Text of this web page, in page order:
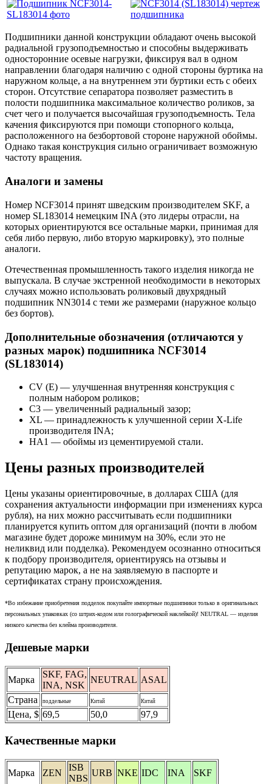
Подшипники данной конструкции обладают очень высокой
радиальной грузоподъемностью и способны выдерживать
односторонние осевые нагрузки, фиксируя вал в одном
направлении благодаря наличию с одной стороны буртика на
наружном кольце, а на внутреннем эти буртики есть с обеих
сторон. Отсутствие сепаратора позволяет разместить в
полости подшипника максимальное количество роликов, за
счет чего и получается высочайшая грузоподъемность. Тела
качения фиксируются при помощи стопорного кольца,
расположенного на безбортовой стороне наружной обоймы.
Однако такая конструкция сильно ограничивает возможную
частоту вращения.
Аналоги и замены
Номер NCF3014 принят шведским производителем SKF, а
номер SL183014 немецким INA (это лидеры отрасли, на
которых ориентируются все остальные марки, принимая для
себя либо первую, либо вторую маркировку), это полные
аналоги.
Отечественная промышленность такого изделия никогда не
выпускала. В случае экстренной необходимости в некоторых
случаях можно использовать роликовый двухрядный
подшипник NN3014 с теми же размерами (наружное кольцо
без бортов).
Дополнительные обозначения (отличаются у
разных марок) подшипника NCF3014
(SL183014)
CV (E) — улучшенная внутренняя конструкция с
полным набором роликов;
C3 — увеличенный радиальный зазор;
XL — принадлежность к улучшенной серии X-Life
производителя INA;
HA1 — обоймы из цементируемой стали.
Цены разных производителей
Цены указаны ориентировочные, в долларах США (для
сохранения актуальности информации при изменениях курса
рубля), на них можно рассчитывать если подшипники
планируется купить оптом для организаций (почти в любом
магазине будет дороже минимум на 30%, если это не
неликвид или подделка). Рекомендуем осознанно относиться
к подбору производителя, ориентируясь на отзывы и
репутацию марок, а не на заявляемую в паспорте и
сертификатах страну происхождения.
*Во избежание приобретения подделок покупайте импортные подшипники только в оригинальных
персональных упаковках (со штрих-кодом или голографической наклейкой)! NEUTRAL — изделия
низкого качества без клейма производителя.
Дешевые марки
Марка
SKF, FAG,
INA, NSK
NEUTRAL ASAL
Страна
поддельные Китай Китай
Цена, $ 69,5 50,0 97,9
Качественные марки
Марка ZEN
ISB
NBS
URB NKE IDC INA SKF